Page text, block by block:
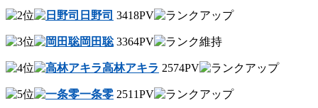
日野司 3418PV
岡田聡3364PV
高林アキラ 2574PV
一条零 2511PV